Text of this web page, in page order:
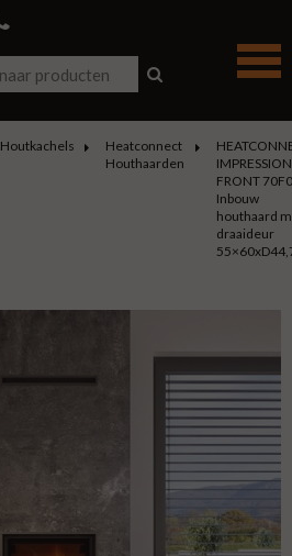
Houtkachels
Heatconnect
Houthaarden
IMPRESSION
FRONT
Inbouw
houthaard
draaideur